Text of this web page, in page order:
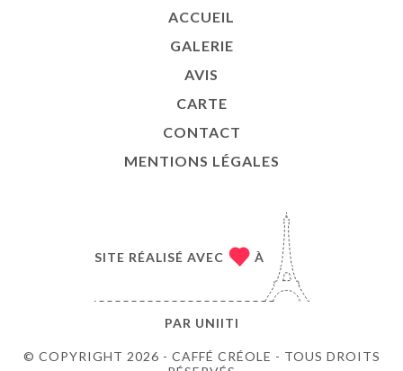
ACCUEIL
GALERIE
AVIS
CARTE
CONTACT
MENTIONS LÉGALES
© COPYRIGHT 2026 - CAFFÉ CRÉOLE - TOUS DROITS
SITE RÉALISÉ AVEC À
PAR UNIITI